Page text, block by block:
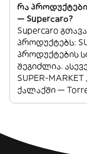
რა
— Supercaro?
Supercaro
პროდუქტებს:
პროდუქტების
შეგიძლია.
SUPER-
ქალაქში —